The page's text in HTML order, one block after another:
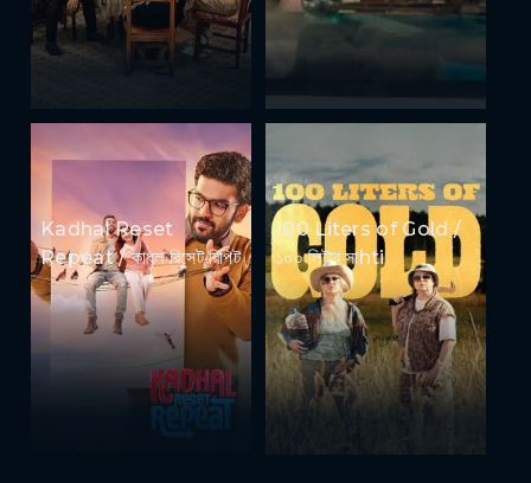
Kadhal Reset
Repeat / কাধল রিসেট রিপিট
100 Liters of Gold /
১০০ লিটার সাhti